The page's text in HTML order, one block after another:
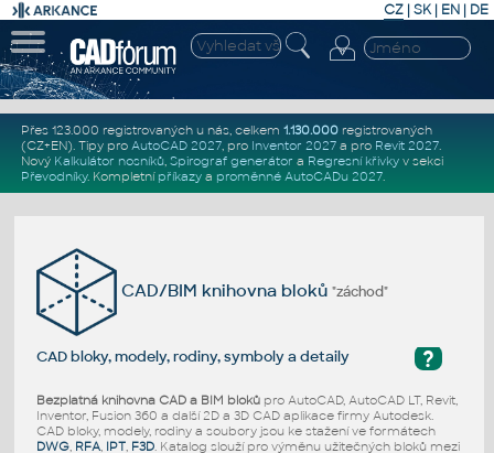
CZ | SK| EN | DE
Přes 123.000 registrovaných u nás, celkem 1.130.000registrovaných
(CZ+EN). Tipy pro AutoCAD 2027, pro Inventor 2027a pro Revit 2027.
Nový Kalkulátor nosníků, Spirograf generátor a Regresní křivkyv sekci
Převodníky. Kompletní příkazya proměnné AutoCADu 2027.
CAD/BIM knihovna bloků"záchod"
?
CAD bloky, modely, rodiny, symboly a detaily
Bezplatná knihovna CAD a BIM blokůpro AutoCAD, AutoCAD LT, Revit,
Inventor, Fusion 360 a další 2D a 3D CAD aplikace firmy Autodesk.
CAD bloky, modely, rodiny a soubory jsou ke stažení ve formátech
DWG, RFA, IPT, F3D. Katalog slouží pro výměnu užitečných bloků mezi